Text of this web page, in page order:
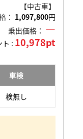
【中古車】
： 1,097,800円
乗出価格： ―
ト : 10,978pt
車検
検無し